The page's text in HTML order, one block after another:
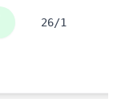
26/1